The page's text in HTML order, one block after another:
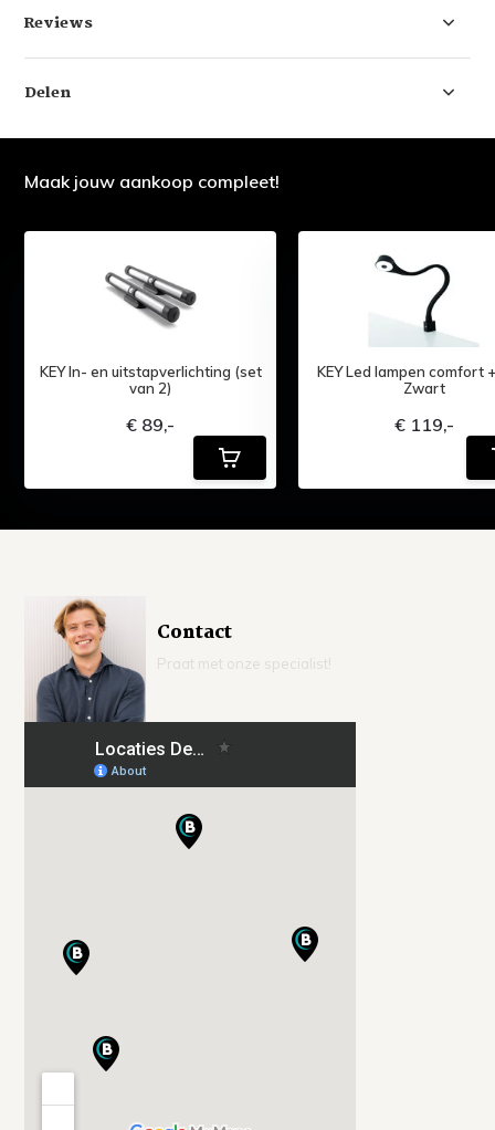
Reviews
Delen
Maak jouw aankoop compleet!
KEY In- en uitstapverlichting (set
van 2)
€ 89,-
KEY Led lampen comfort
Zwart
€ 119,-
Contact
Praat met onze specialist!